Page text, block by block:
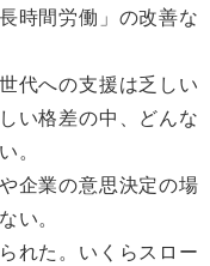
時間労働」の改善な
代への支援は乏しい
い格差の中、どんな
。
企業の意思決定の場
い。
れた。いくらスロー